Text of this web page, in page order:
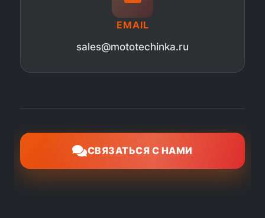
EMAIL
sales@mototechinka.ru
СВЯЗАТЬСЯ С НАМИ